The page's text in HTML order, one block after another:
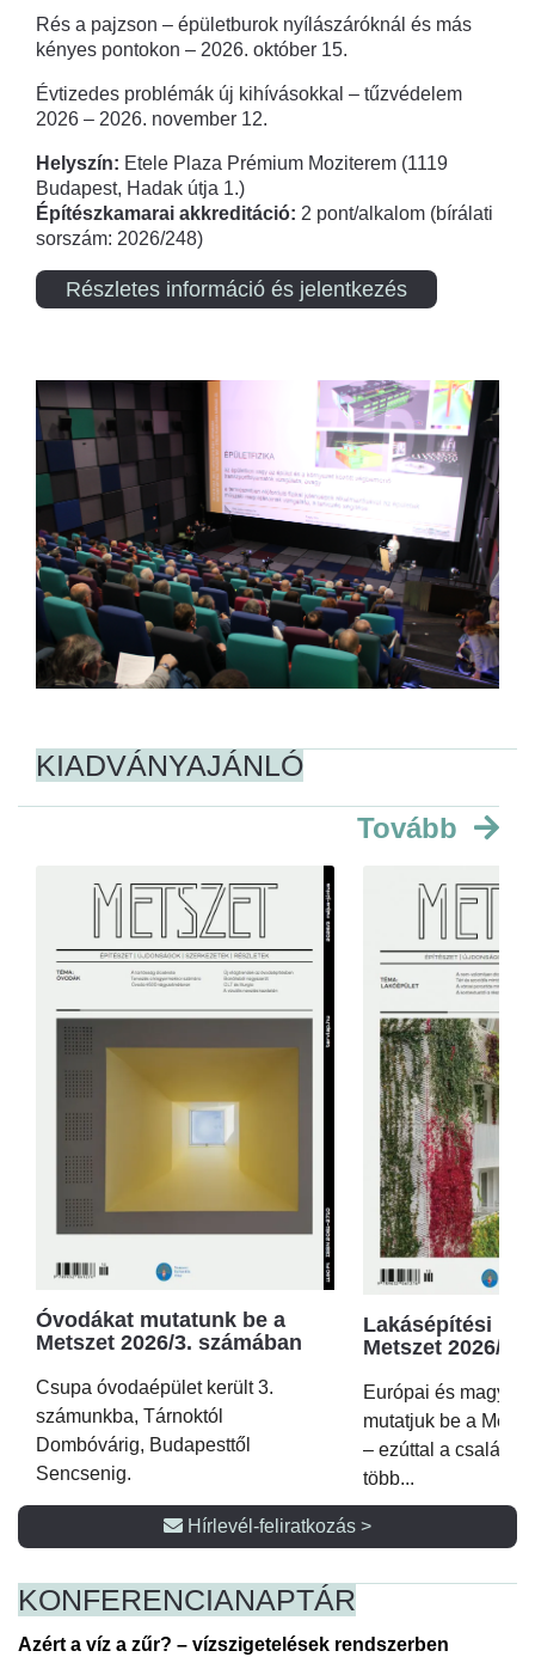
Rés a pajzson – épületburok nyílászáróknál és más
kényes pontokon – 2026. október 15.
Évtizedes problémák új kihívásokkal – tűzvédelem
2026 – 2026. november 12.
Helyszín: Etele Plaza Prémium Moziterem (1119
Budapest, Hadak útja 1.)
Építészkamarai akkreditáció: 2 pont/alkalom (bírálati
sorszám: 2026/248)
Részletes információ és jelentkezés
KIADVÁNYAJÁNLÓ
Tovább
Óvodákat mutatunk be a
Metszet 2026/3. számában
Csupa óvodaépület került 3.
számunkba, Tárnoktól
Dombóvárig, Budapesttől
Sencsenig.
Lakásépítési
Metszet 2026/2.
Európai és magyar
mutatjuk be a
– ezúttal a családi
több...
Hírlevél-feliratkozás >
KONFERENCIANAPTÁR
Azért a víz a zűr? – vízszigetelések rendszerben